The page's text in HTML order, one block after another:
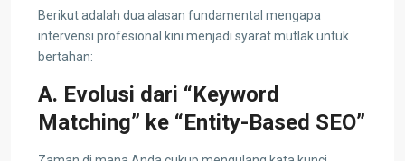
Berikut adalah dua alasan fundamental mengapa
intervensi profesional kini menjadi syarat mutlak untuk
bertahan:
A. Evolusi dari “Keyword
Matching” ke “Entity-Based SEO”